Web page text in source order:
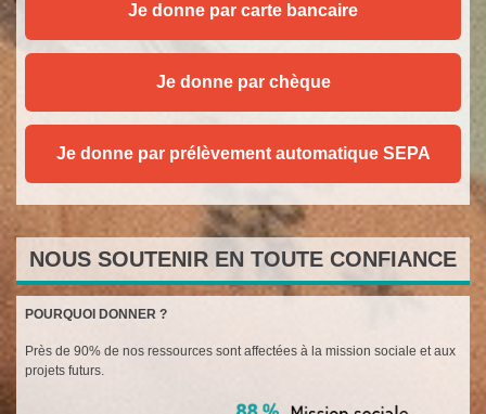
Je donne par carte bancaire
Je donne par chèque
Je donne par prélèvement automatique SEPA
NOUS SOUTENIR EN TOUTE CONFIANCE
POURQUOI DONNER ?
Près de 90% de nos ressources sont affectées à la mission sociale et aux
projets futurs.